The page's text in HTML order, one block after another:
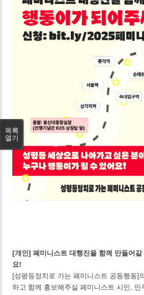
[개인] 페미니스트 대행진을 함께 만들어갈
요!
[성평등정치로 가는 페미니스트 공동행동]
하고 함께 홍보해주실 페미니스트 시민,
목록
열기